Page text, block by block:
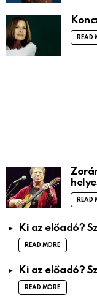
READ
READ
Ki az előadó?
READ MORE
Ki az előadó?
READ MORE